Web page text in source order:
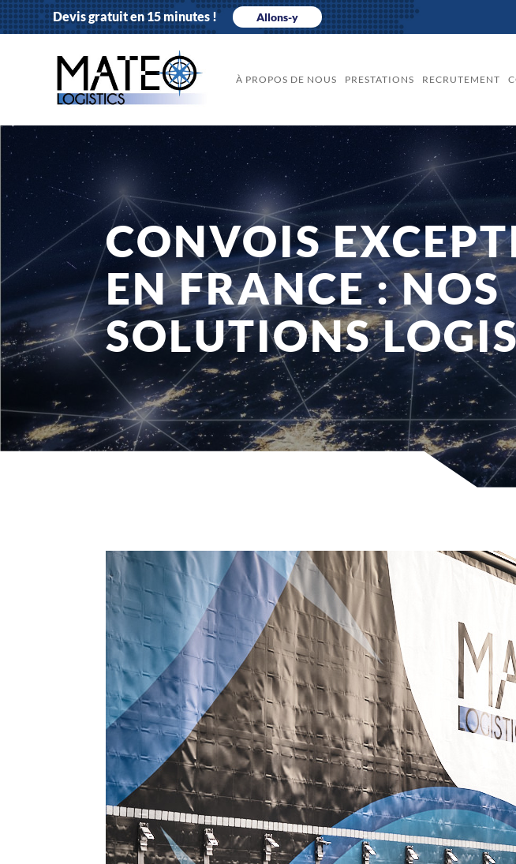
Devis gratuit en 15 minutes ! Allons-y
À PROPOS DE NOUS PRESTATIONS RECRUTEMENT
CONVOIS
EN FRANCE : NOS
SOLUTIONS